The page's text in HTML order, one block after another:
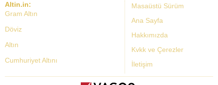
Masaüstü Sürüm
Ana Sayfa
Hakkımızda
Kvkk ve Çerezler
İletişim
Altin.in:
Gram Altın
Döviz
Altın
Cumhuriyet Altını
Dolar Kuru